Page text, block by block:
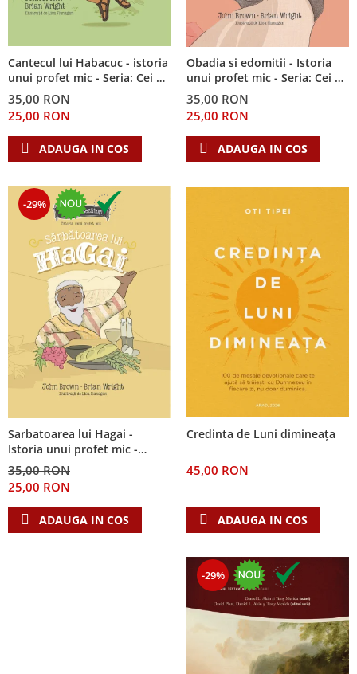
Cantecul lui Habacuc - istoria
unui profet mic - Seria: Cei 12
cutezatori
35,00 RON
25,00 RON
ADAUGA IN COS
Obadia si edomitii - Istoria
unui profet mic - Seria: Cei 12
cutezatori
35,00 RON
25,00 RON
ADAUGA IN COS
-29%
Sarbatoarea lui Hagai -
Istoria unui profet mic -
Seria: Cei 12 cutezatori
35,00 RON
25,00 RON
ADAUGA IN COS
Credinta de Luni dimineața
45,00 RON
ADAUGA IN COS
-29%